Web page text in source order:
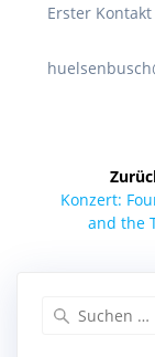
Erster
Vorheriger
Beitrag:
Konzert:
and the